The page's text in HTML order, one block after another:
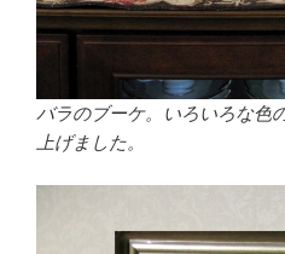
バラのブーケ。いろいろな色
上げました。